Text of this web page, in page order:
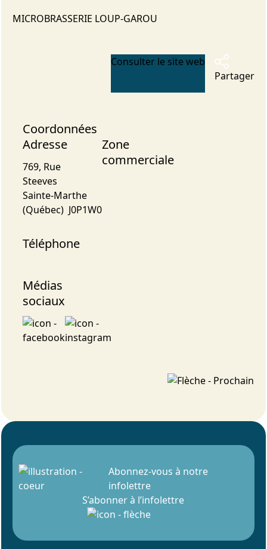
MICROBRASSERIE LOUP-GAROU
Consulter le site web
Partager
Coordonnées
Adresse
769, Rue
Steeves
Sainte-Marthe
(Québec) J0P1W0
Téléphone
Médias
sociaux
Zone
commerciale
Abonnez-vous à notre
infolettre
S’abonner à l’infolettre